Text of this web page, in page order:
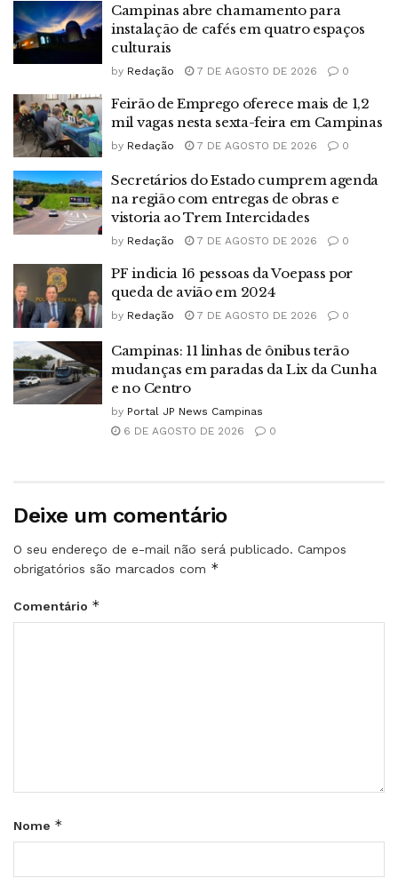
Campinas abre chamamento para
instalação de cafés em quatro espaços
culturais
by Redação 7 DE AGOSTO DE 2026 0
Feirão de Emprego oferece mais de 1,2
mil vagas nesta sexta-feira em Campinas
by Redação 7 DE AGOSTO DE 2026 0
Secretários do Estado cumprem agenda
na região com entregas de obras e
vistoria ao Trem Intercidades
by Redação 7 DE AGOSTO DE 2026 0
PF indicia 16 pessoas da Voepass por
queda de avião em 2024
by Redação 7 DE AGOSTO DE 2026 0
Campinas: 11 linhas de ônibus terão
mudanças em paradas da Lix da Cunha
e no Centro
by Portal JP News Campinas
6 DE AGOSTO DE 2026
0
Deixe um comentário
O seu endereço de e-mail não será publicado. Campos
obrigatórios são marcados com *
Comentário *
Nome *